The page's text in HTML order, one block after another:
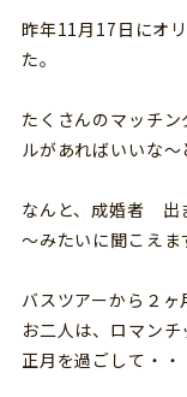
昨年11月17日にオ
た。
たくさんのマッチ
ルがあればいいな～
なんと、成婚者 出
～みたいに聞こえま
バスツアーから２ヶ
お二人は、ロマン
正月を過ごして・・